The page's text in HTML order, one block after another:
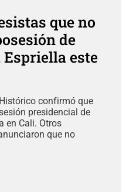
que no
de
Espriella este
confirmó que
presidencial de
en Cali. Otros
que no